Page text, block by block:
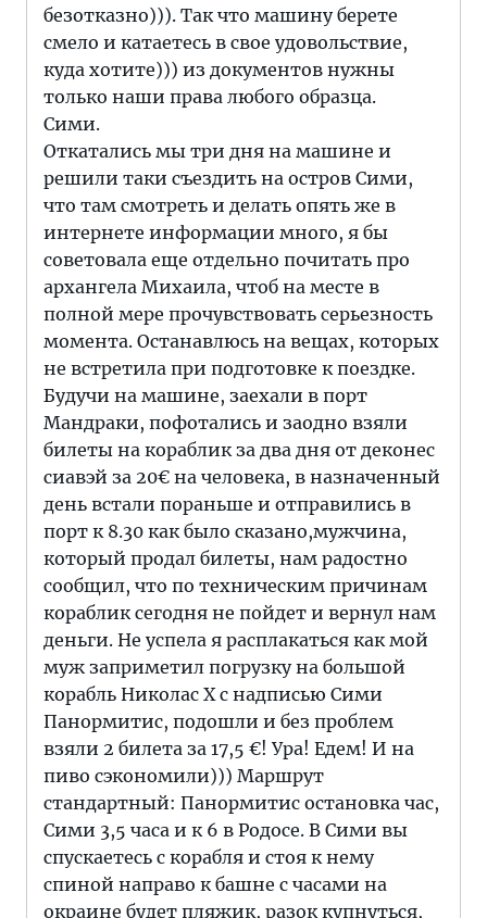
безотказно))). Так что машину берете
смело и катаетесь в свое удовольствие,
куда хотите))) из документов нужны
только наши права любого образца.
Сими.
Откатались мы три дня на машине и
решили таки съездить на остров Сими,
что там смотреть и делать опять же в
интернете информации много, я бы
советовала еще отдельно почитать про
архангела Михаила, чтоб на месте в
полной мере прочувствовать серьезность
момента. Останавлюсь на вещах, которых
не встретила при подготовке к поездке.
Будучи на машине, заехали в порт
Мандраки, пофотались и заодно взяли
билеты на кораблик за два дня от деконес
сиавэй за 20€ на человека, в назначенный
день встали пораньше и отправились в
порт к 8.30 как было сказано,мужчина,
который продал билеты, нам радостно
сообщил, что по техническим причинам
кораблик сегодня не пойдет и вернул нам
деньги. Не успела я расплакаться как мой
муж заприметил погрузку на большой
корабль Николас Х с надписью Сими
Панормитис, подошли и без проблем
взяли 2 билета за 17,5 €! Ура! Едем! И на
пиво сэкономили))) Маршрут
стандартный: Панормитис остановка час,
Сими 3,5 часа и к 6 в Родосе. В Сими вы
спускаетесь с корабля и стоя к нему
спиной направо к башне с часами на
окраине будет пляжик, разок купнуться,